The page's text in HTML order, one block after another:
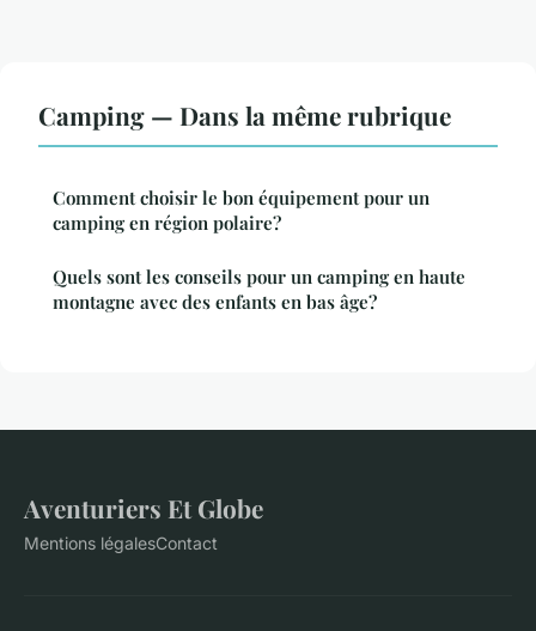
Camping — Dans la même rubrique
Comment choisir le bon équipement pour un
camping en région polaire?
Quels sont les conseils pour un camping en haute
montagne avec des enfants en bas âge?
Aventuriers Et Globe
Mentions légalesContact